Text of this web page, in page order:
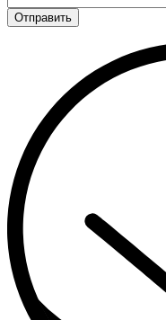
Отправить